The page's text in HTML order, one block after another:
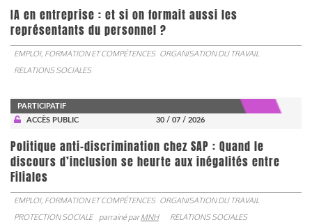
IA en entreprise : et si on formait aussi les
représentants du personnel ?
EMPLOI, FORMATION ET COMPÉTENCES ORGANISATION DU TRAVAIL
RELATIONS SOCIALES
PARTICIPATIF
ACCÈS PUBLIC
30 / 07 / 2026
Politique anti-discrimination chez SAP : Quand le
discours d’inclusion se heurte aux inégalités entre
Filiales
EMPLOI, FORMATION ET COMPÉTENCES ORGANISATION DU TRAVAIL
PROTECTION SOCIALE
parrainé parMNH RELATIONS SOCIALES